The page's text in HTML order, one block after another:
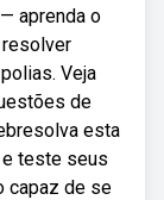
aprenda o
resolver
Veja
de
esta
teste seus
capaz de se